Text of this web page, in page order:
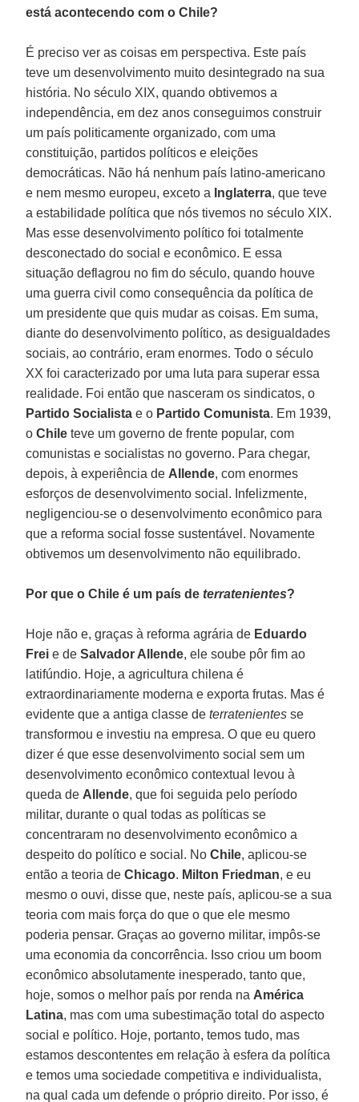
está acontecendo com o Chile?
É preciso ver as coisas em perspectiva. Este país
teve um desenvolvimento muito desintegrado na sua
história. No século XIX, quando obtivemos a
independência, em dez anos conseguimos construir
um país politicamente organizado, com uma
constituição, partidos políticos e eleições
democráticas. Não há nenhum país latino-americano
e nem mesmo europeu, exceto a Inglaterra, que teve
a estabilidade política que nós tivemos no século XIX.
Mas esse desenvolvimento político foi totalmente
desconectado do social e econômico. E essa
situação deflagrou no fim do século, quando houve
uma guerra civil como consequência da política de
um presidente que quis mudar as coisas. Em suma,
diante do desenvolvimento político, as desigualdades
sociais, ao contrário, eram enormes. Todo o século
XX foi caracterizado por uma luta para superar essa
realidade. Foi então que nasceram os sindicatos, o
Partido Socialista e o Partido Comunista. Em 1939,
oChile teve um governo de frente popular, com
comunistas e socialistas no governo. Para chegar,
depois, à experiência de Allende, com enormes
esforços de desenvolvimento social. Infelizmente,
negligenciou-se o desenvolvimento econômico para
que a reforma social fosse sustentável. Novamente
obtivemos um desenvolvimento não equilibrado.
Por que o Chile é um país deterratenientes?
Hoje não e, graças à reforma agrária de Eduardo
Frei e deSalvador Allende, ele soube pôr fim ao
latifúndio. Hoje, a agricultura chilena é
extraordinariamente moderna e exporta frutas. Mas é
evidente que a antiga classe deterratenientes se
transformou e investiu na empresa. O que eu quero
dizer é que esse desenvolvimento social sem um
desenvolvimento econômico contextual levou à
queda de Allende, que foi seguida pelo período
militar, durante o qual todas as políticas se
concentraram no desenvolvimento econômico a
despeito do político e social. NoChile, aplicou-se
então a teoria deChicago. Milton Friedman, e eu
mesmo o ouvi, disse que, neste país, aplicou-se a sua
teoria com mais força do que o que ele mesmo
poderia pensar. Graças ao governo militar, impôs-se
uma economia da concorrência. Isso criou um boom
econômico absolutamente inesperado, tanto que,
hoje, somos o melhor país por renda na América
Latina, mas com uma subestimação total do aspecto
social e político. Hoje, portanto, temos tudo, mas
estamos descontentes em relação à esfera da política
e temos uma sociedade competitiva e individualista,
na qual cada um defende o próprio direito. Por isso, é